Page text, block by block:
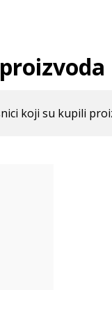
koji su kupili